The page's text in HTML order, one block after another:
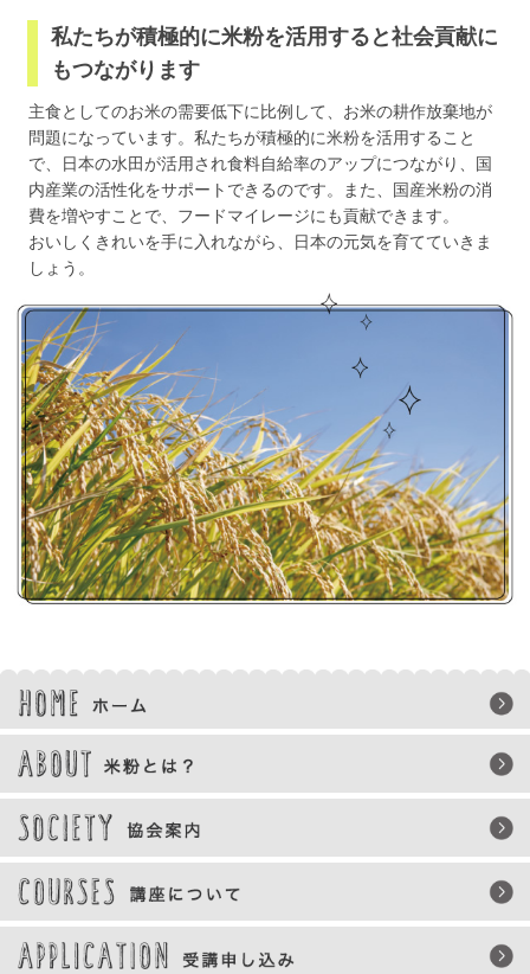
私たちが積極的に米粉を活用すると社会貢献に
もつながります
主食としてのお米の需要低下に比例して、お米の耕作放棄地が
問題になっています。私たちが積極的に米粉を活用すること
で、日本の水田が活用され食料自給率のアップにつながり、国
内産業の活性化をサポートできるのです。また、国産米粉の消
費を増やすことで、フードマイレージにも貢献できます。
おいしくきれいを手に入れながら、日本の元気を育てていきま
しょう。